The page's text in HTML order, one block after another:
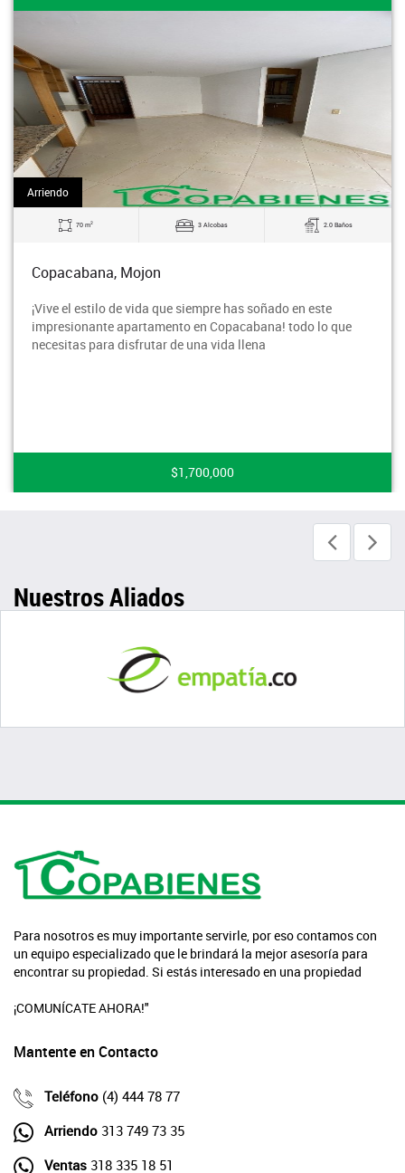
Arriendo
70 m2 3 Alcobas 2.0 Baños
Copacabana, Mojon
¡Vive el estilo de vida que siempre has soñado en este
impresionante apartamento en Copacabana! todo lo que
necesitas para disfrutar de una vida llena
$1,700,000
Nuestros Aliados
Para nosotros es muy importante servirle, por eso contamos con
un equipo especializado que le brindará la mejor asesoría para
encontrar su propiedad. Si estás interesado en una propiedad
¡COMUNÍCATE AHORA!"
Mantente en Contacto
Teléfono (4) 444 78 77
Arriendo 313 749 73 35
Ventas 318 335 18 51